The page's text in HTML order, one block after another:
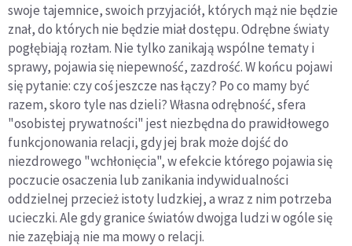
swoje tajemnice, swoich przyjaciół, których mąż nie będzie
znał, do których nie będzie miał dostępu. Odrębne światy
pogłębiają rozłam. Nie tylko zanikają wspólne tematy i
sprawy, pojawia się niepewność, zazdrość. W końcu pojawi
się pytanie: czy coś jeszcze nas łączy? Po co mamy być
razem, skoro tyle nas dzieli? Własna odrębność, sfera
"osobistej prywatności" jest niezbędna do prawidłowego
funkcjonowania relacji, gdy jej brak może dojść do
niezdrowego "wchłonięcia", w efekcie którego pojawia się
poczucie osaczenia lub zanikania indywidualności
oddzielnej przecież istoty ludzkiej, a wraz z nim potrzeba
ucieczki. Ale gdy granice światów dwojga ludzi w ogóle się
nie zazębiają nie ma mowy o relacji.